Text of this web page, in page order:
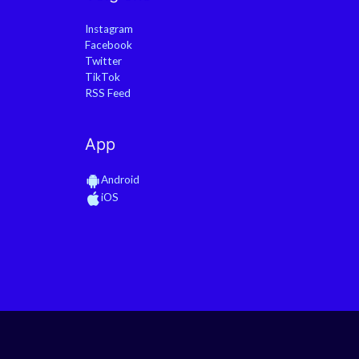
Instagram
Facebook
Twitter
TikTok
RSS Feed
App
Android
iOS